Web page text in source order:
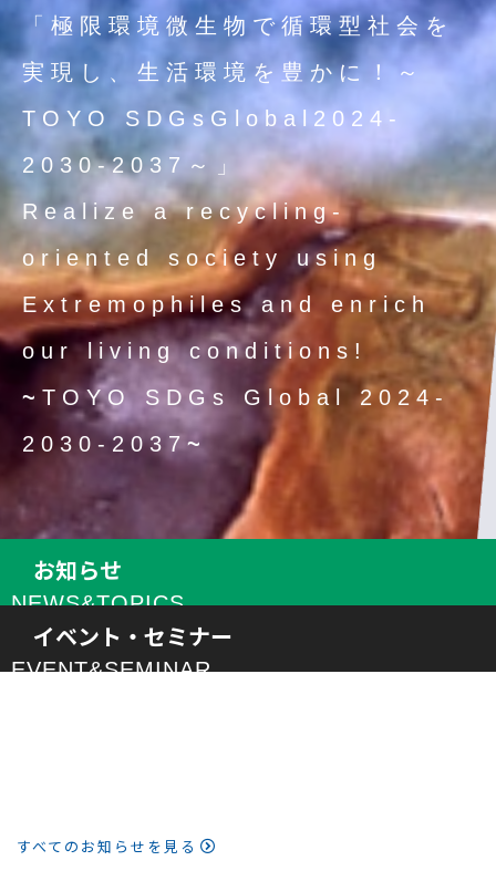
「極限環境微生物で循環型社会を
実現し、生活環境を豊かに！～
TOYO SDGsGlobal2024-
2030-2037～」
Realize a recycling-
oriented society using
Extremophiles and enrich
our living conditions!
~ TOYO SDGs Global 2024-
2030-2037 ~
お知らせ
NEWS&TOPICS
イベント・セミナー
EVENT&SEMINAR
すべてのお知らせを見る